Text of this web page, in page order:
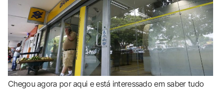
Chegou agora por aqui e está interessado em saber tudo